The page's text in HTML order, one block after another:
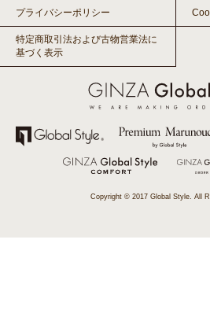
プライバシーポリシー
特定商取引法および古物営業法に
基づく表示
Copyright © 2017 Global Style. All